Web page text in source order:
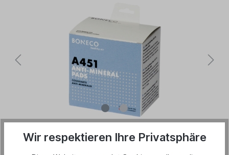
39,00 €*
Wir respektieren Ihre Privatsphäre